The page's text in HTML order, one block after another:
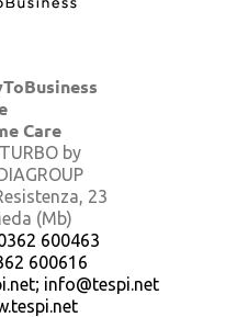
Care
by
23
(Mb)
600463
600616
info@tespi.net